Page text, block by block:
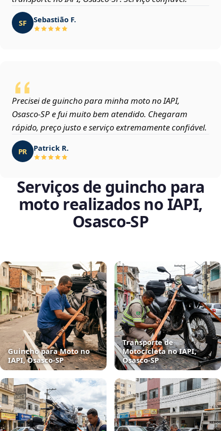
SF Sebastião F.
Precisei de guincho para minha moto no IAPI,
Osasco‑SP e fui muito bem atendido. Chegaram
rápido, preço justo e serviço extremamente confiável.
PR Patrick R.
Serviços de guincho para
moto realizados no IAPI,
Osasco‑SP
Guincho para Moto no
IAPI, Osasco‑SP
Transporte de
Motocicleta no IAPI,
Osasco‑SP